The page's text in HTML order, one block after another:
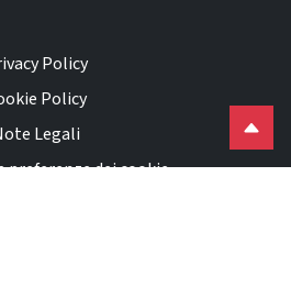
Policy
Policy
Legali
preferenze dei cookie